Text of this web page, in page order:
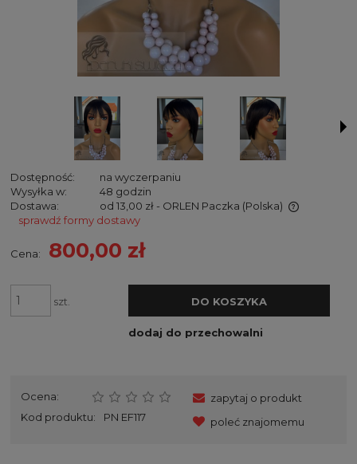
Dostępność:
na wyczerpaniu
Wysyłka w:
48 godzin
Dostawa:
od 13,00 zł - ORLEN Paczka (Polska)
Cena nie zawiera ewentualnych kosztów płatności
sprawdź formy dostawy
Cena: 800,00 zł
szt. DO KOSZYKA
dodaj do przechowalni
Ocena:
Kod produktu:
PN EF117
zapytaj o produkt
poleć znajomemu